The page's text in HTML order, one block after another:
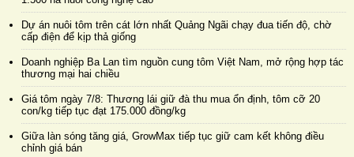
Dự án nuôi tôm trên cát lớn nhất Quảng Ngãi chạy đua tiến độ, chờ
cấp điện để kịp thả giống
Doanh nghiệp Ba Lan tìm nguồn cung tôm Việt Nam, mở rộng hợp tác
thương mại hai chiều
Giá tôm ngày 7/8: Thương lái giữ đà thu mua ổn định, tôm cỡ 20
con/kg tiếp tục đạt 175.000 đồng/kg
Giữa làn sóng tăng giá, GrowMax tiếp tục giữ cam kết không điều
chỉnh giá bán